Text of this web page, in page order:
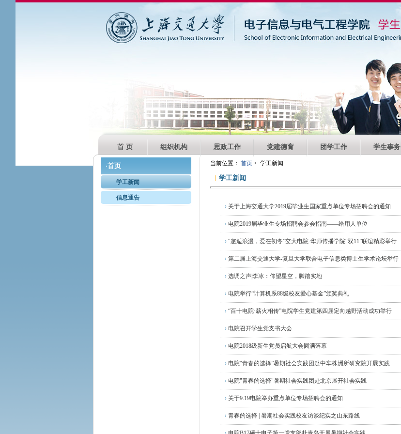
首 页 组织机构 思政工作 党建德育 团学工作 学生事务
·首页
学工新闻
信息通告
当前位置：首页 > 学工新闻
学工新闻
› 关于上海交通大学2019届毕业生国家重点单位专场招聘会的通知
› 电院2019届毕业生专场招聘会参会指南——给用人单位
› “邂逅浪漫，爱在初冬”交大电院-华师传播学院“双11”联谊精彩举行
› 第二届上海交通大学-复旦大学联合电子信息类博士生学术论坛举行
› 选调之声|李冰：仰望星空，脚踏实地
› 电院举行“计算机系88级校友爱心基金”颁奖典礼
› “百十电院·薪火相传”电院学生党建第四届定向越野活动成功举行
› 电院召开学生党支书大会
› 电院2018级新生党员启航大会圆满落幕
› 电院“青春的选择”暑期社会实践团赴中车株洲所研究院开展实践
› 电院"青春的选择"暑期社会实践团赴北京展开社会实践
› 关于9.19电院举办重点单位专场招聘会的通知
› 青春的选择 | 暑期社会实践校友访谈纪实之山东路线